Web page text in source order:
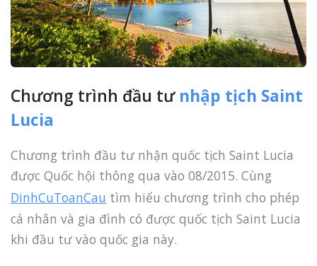
Chương trình đầu tư nhập tịch Saint
Lucia
Chương trình đầu tư nhận quốc tịch Saint Lucia
được Quốc hội thông qua vào 08/2015. Cùng
DinhCuToanCau tìm hiểu chương trình cho phép
cá nhân và gia đình có được quốc tịch Saint Lucia
khi đầu tư vào quốc gia này.